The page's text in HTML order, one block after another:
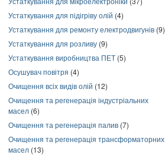
Устаткування для підігріву олій (4)
Устаткування для ремонту електродвигунів (9)
Устаткування для розливу (9)
Устаткування виробництва ПЕТ (5)
Осушувач повітря (4)
Очищення всіх видів олій (12)
Очищення та регенерація індустріальних
масел (6)
Очищення та регенерація палив (7)
Очищення та регенерація трансформаторних
масел (13)